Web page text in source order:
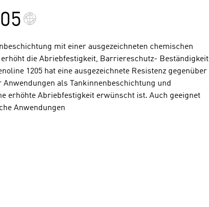
mit einer ausgezeichneten chemischen
erhöht die Abriebfestigkeit, Barriereschutz- Beständigkeit
1205 hat eine ausgezeichnete Resistenz gegenüber
als Tankinnenbeschichtung und
erhöhte Abriebfestigkeit erwünscht ist. Auch geeignet
Anwendungen